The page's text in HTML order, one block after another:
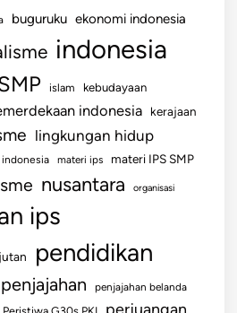
buguruku ekonomi indonesia
indonesia
islam kebudayaan
indonesia kerajaan
lingkungan hidup
indonesia materi ips materi IPS SMP
nusantara organisasi
ips
pendidikan
penjajahan penjajahan belanda
perjuangan